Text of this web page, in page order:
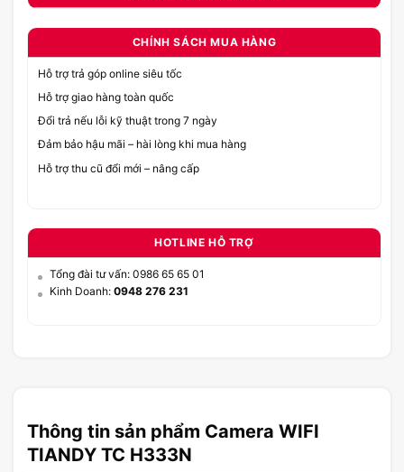
CHÍNH SÁCH MUA HÀNG
Hỗ trợ trả góp online siêu tốc
Hỗ trợ giao hàng toàn quốc
Đổi trả nếu lỗi kỹ thuật trong 7 ngày
Đảm bảo hậu mãi – hài lòng khi mua hàng
Hỗ trợ thu cũ đổi mới – nâng cấp
HOTLINE HỖ TRỢ
Tổng đài tư vấn: 0986 65 65 01
Kinh Doanh: 0948 276 231
Thông tin sản phẩm Camera WIFI
TIANDY TC H333N